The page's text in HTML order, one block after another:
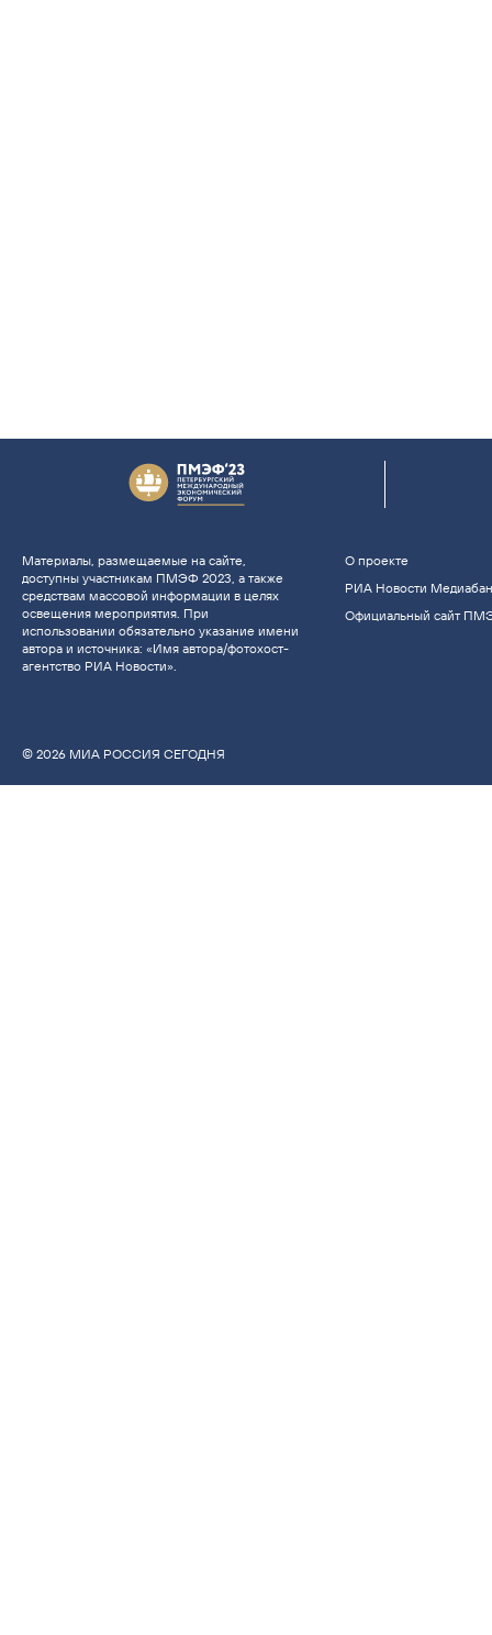
Материалы, размещаемые на сайте,
доступны участникам ПМЭФ 2023, а также
средствам массовой информации в целях
освещения мероприятия. При
использовании обязательно указание имени
автора и источника: «Имя автора/фотохост-
агентство РИА Новости».
О проекте
РИА Новости
Официальный сайт
© 2026 МИА РОССИЯ СЕГОДНЯ